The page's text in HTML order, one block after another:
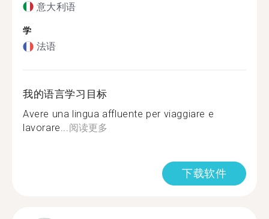
意大利语
学
法语
我的语言学习目标
Avere una lingua affluente per viaggiare e
lavorare...阅读更多
下载软件